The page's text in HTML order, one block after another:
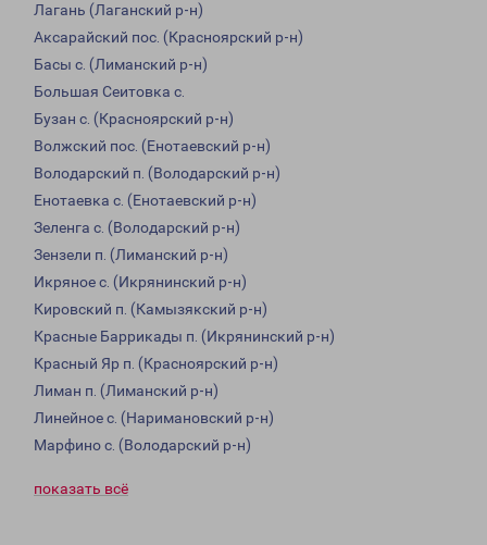
Лагань (Лаганский р-н)
Аксарайский пос. (Красноярский р-н)
Басы с. (Лиманский р-н)
Большая Сеитовка с.
Бузан с. (Красноярский р-н)
Волжский пос. (Енотаевский р-н)
Володарский п. (Володарский р-н)
Енотаевка с. (Енотаевский р-н)
Зеленга с. (Володарский р-н)
Зензели п. (Лиманский р-н)
Икряное с. (Икрянинский р-н)
Кировский п. (Камызякский р-н)
Красные Баррикады п. (Икрянинский р-н)
Красный Яр п. (Красноярский р-н)
Лиман п. (Лиманский р-н)
Линейное с. (Наримановский р-н)
Марфино с. (Володарский р-н)
показать всё